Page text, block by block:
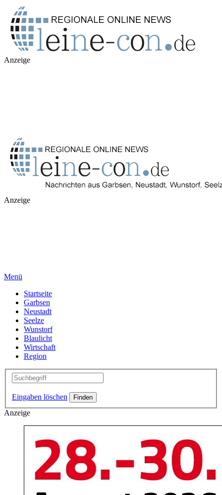
Anzeige
Anzeige
Menü
Startseite
Garbsen
Neustadt
Seelze
Wunstorf
Blaulicht
Wirtschaft
Region
Eingaben löschen
Anzeige